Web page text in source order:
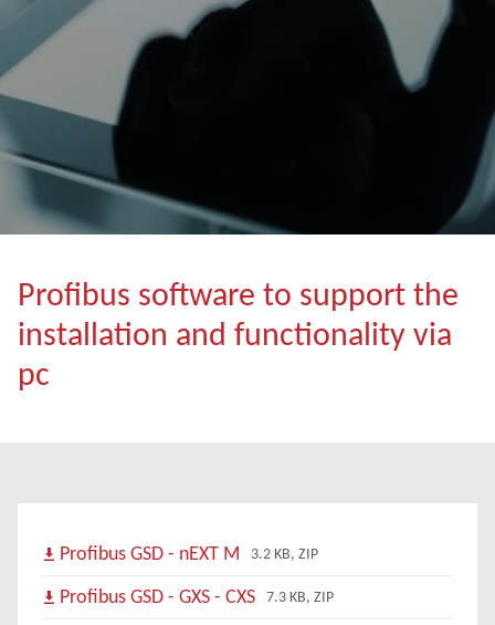
Profibus software to support the
installation and functionality via
pc
Profibus GSD - nEXT M 3.2 KB, ZIP
Profibus GSD - GXS - CXS 7.3 KB, ZIP